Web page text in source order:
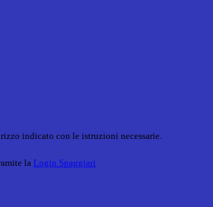
indicato con le istruzioni necessarie.
la Login Spaggiari